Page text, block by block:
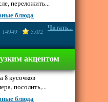
переложить...
блюда
Читать...
14949
5.0/2
акцентом
8 кусочков
посолить,...
блюда